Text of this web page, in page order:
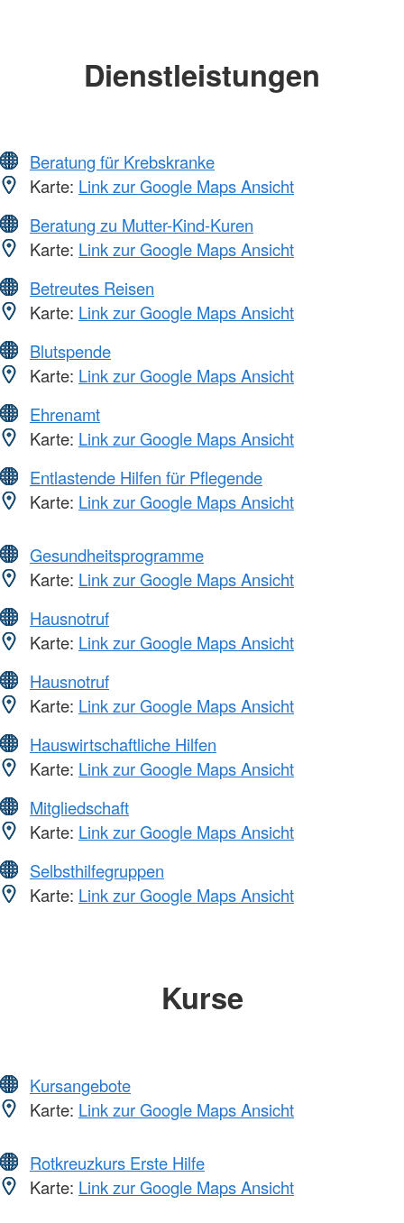
Dienstleistungen
Beratung für Krebskranke
Karte: Link zur Google Maps Ansicht
Beratung zu Mutter-Kind-Kuren
Karte: Link zur Google Maps Ansicht
Betreutes Reisen
Karte: Link zur Google Maps Ansicht
Blutspende
Karte: Link zur Google Maps Ansicht
Ehrenamt
Karte: Link zur Google Maps Ansicht
Entlastende Hilfen für Pflegende
Karte: Link zur Google Maps Ansicht
Gesundheitsprogramme
Karte: Link zur Google Maps Ansicht
Hausnotruf
Karte: Link zur Google Maps Ansicht
Hausnotruf
Karte: Link zur Google Maps Ansicht
Hauswirtschaftliche Hilfen
Karte: Link zur Google Maps Ansicht
Mitgliedschaft
Karte: Link zur Google Maps Ansicht
Selbsthilfegruppen
Karte: Link zur Google Maps Ansicht
Kurse
Kursangebote
Karte: Link zur Google Maps Ansicht
Rotkreuzkurs Erste Hilfe
Karte: Link zur Google Maps Ansicht